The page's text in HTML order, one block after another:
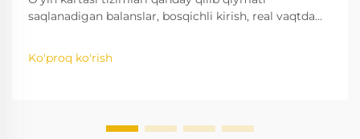
saqlanadigan balanslar, bosqichli kirish, real vaqtda
oshiring — batafsil tahlilni oling.
Ko'proq ko'rish